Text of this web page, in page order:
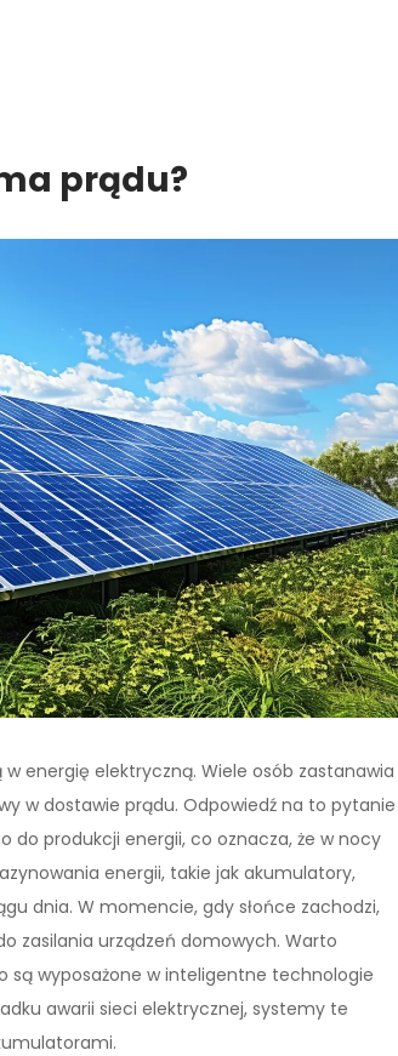
prądu?
energię elektryczną. Wiele osób zastanawia
w dostawie prądu. Odpowiedź na to pytanie
do produkcji energii, co oznacza, że w nocy
energii, takie jak akumulatory,
dnia. W momencie, gdy słońce zachodzi,
zasilania urządzeń domowych. Warto
są wyposażone w inteligentne technologie
awarii sieci elektrycznej, systemy te